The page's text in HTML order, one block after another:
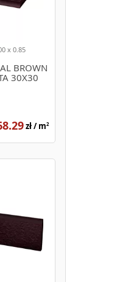
BROWN
30X30
x 0.85
zł / m2